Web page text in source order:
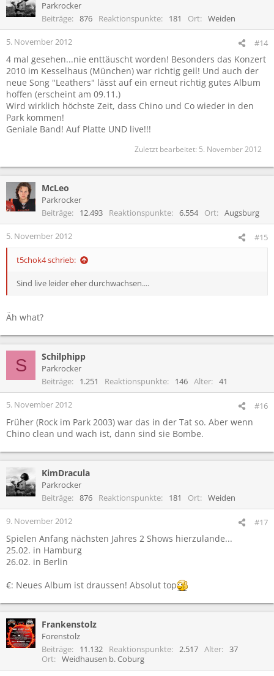
Parkrocker
Beiträge
876 Reaktionspunkte 181 Ort Weiden
5. November 2012 #14
4 mal gesehen...nie enttäuscht worden! Besonders das Konzert
2010 im Kesselhaus (München) war richtig geil! Und auch der
neue Song "Leathers" lässt auf ein erneut richtig gutes Album
hoffen (erscheint am 09.11.)
Wird wirklich höchste Zeit, dass Chino und Co wieder in den
Park kommen!
Geniale Band! Auf Platte UND live!!!
Zuletzt bearbeitet: 5. November 2012
McLeo
Parkrocker
Beiträge
12.493 Reaktionspunkte 6.554 Ort Augsburg
5. November 2012 #15
t5chok4 schrieb:
Sind live leider eher durchwachsen....
Äh what?
S Schilphipp
Parkrocker
Beiträge
1.251 Reaktionspunkte 146 Alter 41
5. November 2012 #16
Früher (Rock im Park 2003) war das in der Tat so. Aber wenn
Chino clean und wach ist, dann sind sie Bombe.
KimDracula
Parkrocker
Beiträge
876 Reaktionspunkte 181 Ort Weiden
9. November 2012 #17
Spielen Anfang nächsten Jahres 2 Shows hierzulande...
25.02. in Hamburg
26.02. in Berlin
€: Neues Album ist draussen! Absolut top
Frankenstolz
Forenstolz
Beiträge
11.132 Reaktionspunkte 2.517 Alter
37
Ort
Weidhausen b. Coburg